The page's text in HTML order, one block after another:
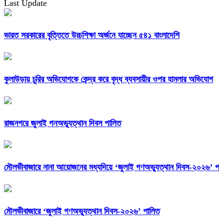
Last Update
ভারত সরকারের বৃত্তিতে উচ্চশিক্ষা অর্জনে যাচ্ছেন ৫৪১ বাংলাদেশি
কুলাউড়ায় চুরির অভিযোগকে কেন্দ্র করে বৃদ্ধ ব্যবসায়ীর ওপর হামলার অভিযোগ
রাজনগরে জুলাই গনঅভ্যুত্থান দিবস পালিত
মৌলভীবাজারে নানা আয়োজনের মধ্যদিয়ে ‘জুলাই গণঅভ্যুত্থান দিবস-২০২৬’
মৌলভীবাজারে ‘জুলাই গণঅভ্যুত্থান দিবস-২০২৬’ পালিত